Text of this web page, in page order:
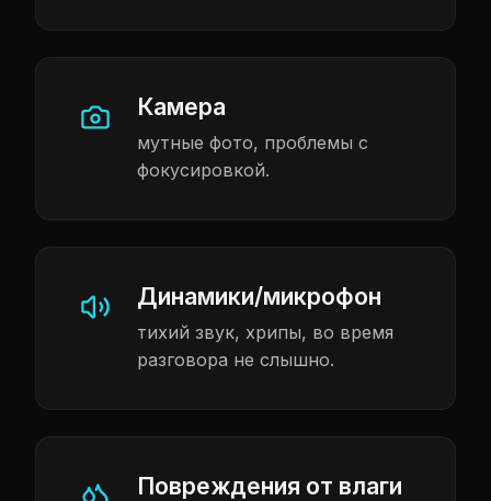
Камера
мутные фото, проблемы с
фокусировкой.
Динамики/микрофон
тихий звук, хрипы, во время
разговора не слышно.
Повреждения от влаги